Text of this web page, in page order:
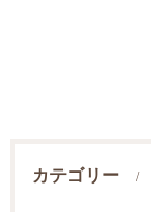
カテゴリー